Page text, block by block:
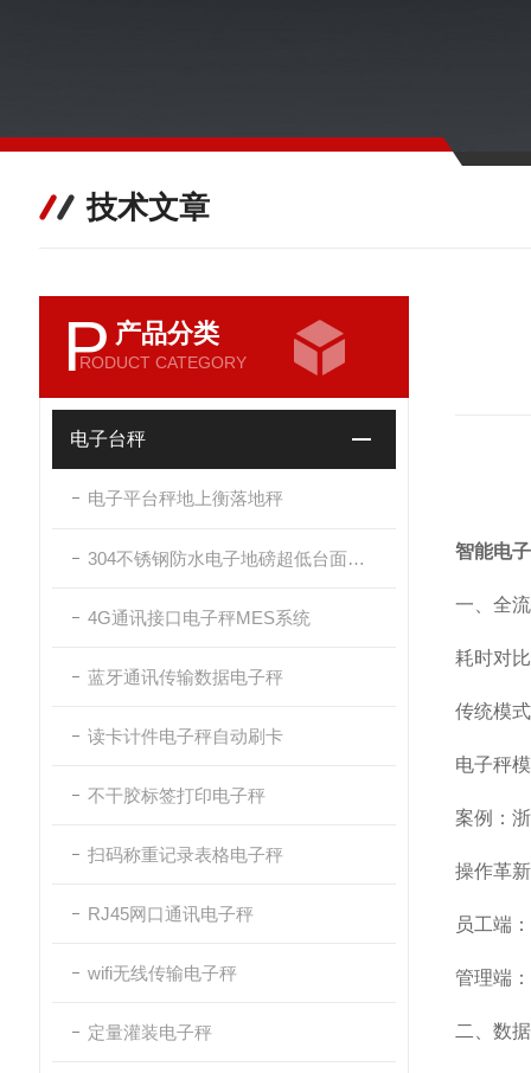
技术文章
P 产品分类
RODUCT CATEGORY
电子台秤
电子平台秤地上衡落地秤
304不锈钢防水电子地磅超低台面带斜坡
4G通讯接口电子秤MES系统
蓝牙通讯传输数据电子秤
读卡计件电子秤自动刷卡
不干胶标签打印电子秤
扫码称重记录表格电子秤
RJ45网口通讯电子秤
wifi无线传输电子秤
定量灌装电子秤
智能电
一、全
耗时对比
传统模
电子秤
案例：
操作革新
员工端
管理端
二、数